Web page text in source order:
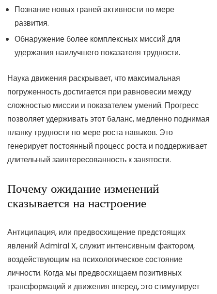
Познание новых граней активности по мере
развития.
Обнаружение более комплексных миссий для
удержания наилучшего показателя трудности.
Наука движения раскрывает, что максимальная
погруженность достигается при равновесии между
сложностью миссии и показателем умений. Прогресс
позволяет удерживать этот баланс, медленно поднимая
планку трудности по мере роста навыков. Это
генерирует постоянный процесс роста и поддерживает
длительный заинтересованность к занятости.
Почему ожидание изменений
сказывается на настроение
Антиципация, или предвосхищение предстоящих
явлений Admiral X, служит интенсивным фактором,
воздействующим на психологическое состояние
личности. Когда мы предвосхищаем позитивных
трансформаций и движения вперед, это стимулирует